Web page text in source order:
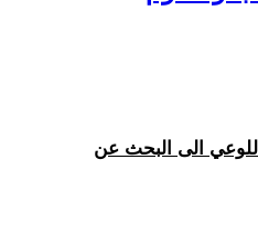
للوعي الى البحث عن